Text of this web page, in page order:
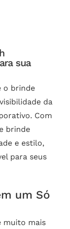
sua
o brinde
da
Com
brinde
e estilo,
para seus
um Só
muito mais